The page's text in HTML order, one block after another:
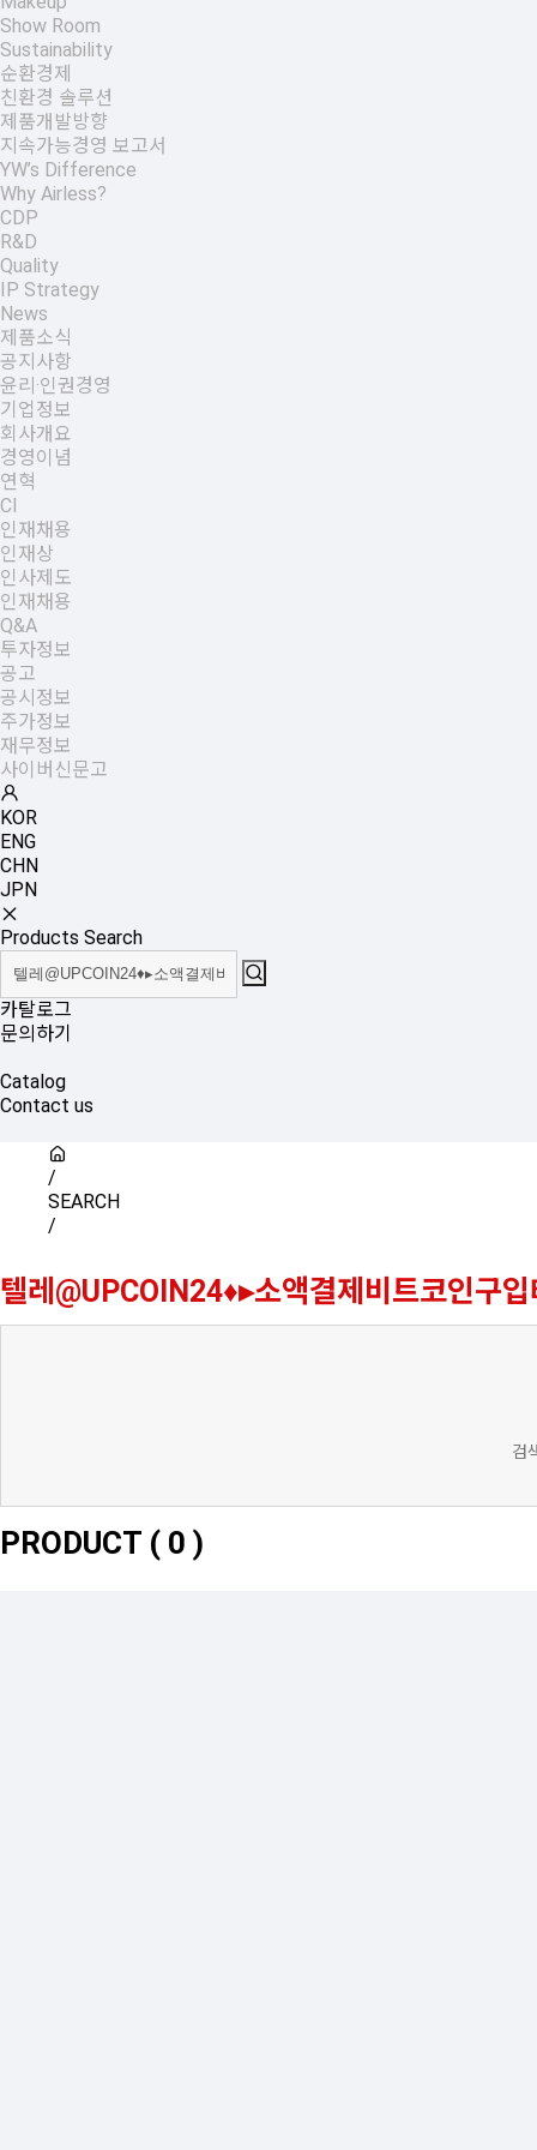
Show Room
Sustainability
순환경제
친환경 솔루션
제품개발방향
지속가능경영 보고서
YW’s Difference
Why Airless?
CDP
R&D
Quality
IP Strategy
News
제품소식
공지사항
윤리·인권경영
기업정보
회사개요
경영이념
연혁
CI
인재채용
인재상
인사제도
인재채용
Q&A
투자정보
공고
공시정보
주가정보
재무정보
사이버신문고
KOR
ENG
CHN
JPN
Products Search
카탈로그
문의하기
Catalog
Contact us
/
SEARCH
/
텔레@UPCOIN24♦▸소액결제비트코인구
검
PRODUCT ( 0 )